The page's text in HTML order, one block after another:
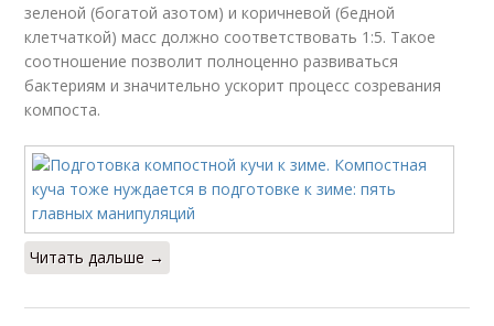
зеленой (богатой азотом) и коричневой (бедной
клетчаткой) масс должно соответствовать 1:5. Такое
соотношение позволит полноценно развиваться
бактериям и значительно ускорит процесс созревания
компоста.
Читать дальше →